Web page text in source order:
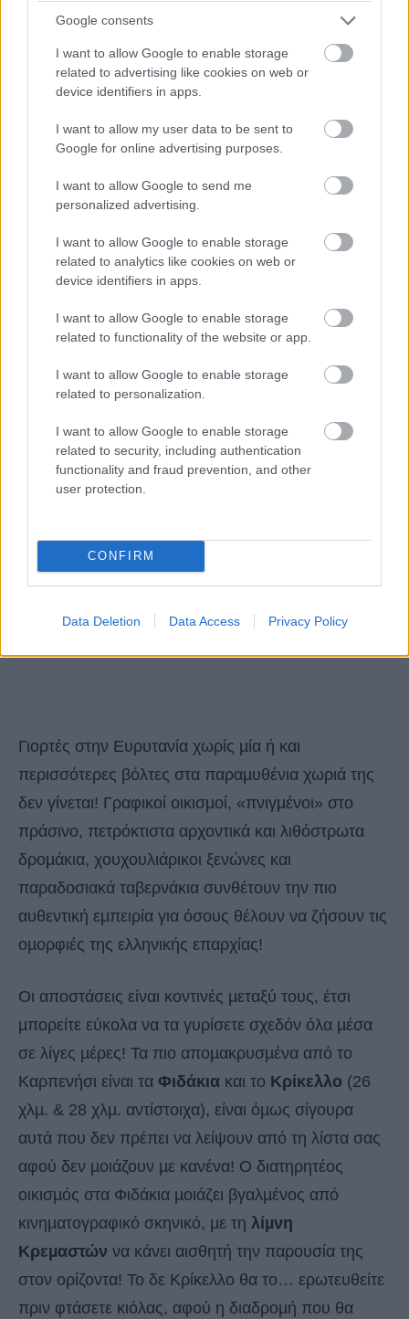
Google consents
I want to allow Google to enable storage
related to advertising like cookies on web or
device identifiers in apps.
I want to allow my user data to be sent to
Google for online advertising purposes.
I want to allow Google to send me
personalized advertising.
I want to allow Google to enable storage
related to analytics like cookies on web or
device identifiers in apps.
I want to allow Google to enable storage
related to functionality of the website or app.
I want to allow Google to enable storage
related to personalization.
I want to allow Google to enable storage
related to security, including authentication
functionality and fraud prevention, and other
user protection.
CONFIRM
Data Deletion Data Access Privacy Policy
Χτισµένη σε έναν απότοµο βράχο στις απολήξεις
των µεγάλων βουνών Καλιακούδας και Χελιδόνας,
η Μονή «φιλοξενεί» τη θαυµατουργή εικόνα της
Παναγίας, έργο του Ευαγγελιστή Λουκά. Η
µοναδική διαδροµή ανάµεσα σε γκρεµούς και
φαράγγια, µε την οµίχλη να κάνει την ατµόσφαιρα
κάτι παραπάνω από επιβλητική, σίγουρα θα µείνει
για πάντα χαραγµένη στη µνήµη σας!
Γιορτές στην Ευρυτανία χωρίς µία ή και
περισσότερες βόλτες στα παραµυθένια χωριά της
δεν γίνεται! Γραφικοί οικισµοί, «πνιγµένοι» στο
πράσινο, πετρόκτιστα αρχοντικά και λιθόστρωτα
δροµάκια, χουχουλιάρικοι ξενώνες και
παραδοσιακά ταβερνάκια συνθέτουν την πιο
αυθεντική εµπειρία για όσους θέλουν να ζήσουν τις
οµορφιές της ελληνικής επαρχίας!
Οι αποστάσεις είναι κοντινές µεταξύ τους, έτσι
µπορείτε εύκολα να τα γυρίσετε σχεδόν όλα µέσα
σε λίγες µέρες! Τα πιο αποµακρυσµένα από το
Καρπενήσι είναι τα Φιδάκια και το Κρίκελλο (26
χλµ. & 28 χλµ. αντίστοιχα), είναι όµως σίγουρα
αυτά που δεν πρέπει να λείψουν από τη λίστα σας
αφού δεν µοιάζουν µε κανένα! Ο διατηρητέος
οικισµός στα Φιδάκια µοιάζει βγαλµένος από
κινηµατογραφικό σκηνικό, µε τη λίµνη
Κρεµαστών να κάνει αισθητή την παρουσία της
στον ορίζοντα! Το δε Κρίκελλο θα το… ερωτευθείτε
πριν φτάσετε κιόλας, αφού η διαδροµή που θα